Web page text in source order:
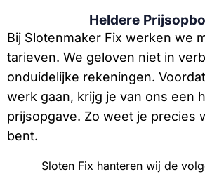
Heldere
Bij Slotenmaker Fix werken we
tarieven. We geloven niet in
onduidelijke rekeningen.
werk gaan, krijg je van ons een
prijsopgave. Zo weet je precies
bent.
Sloten Fix hanteren wij de